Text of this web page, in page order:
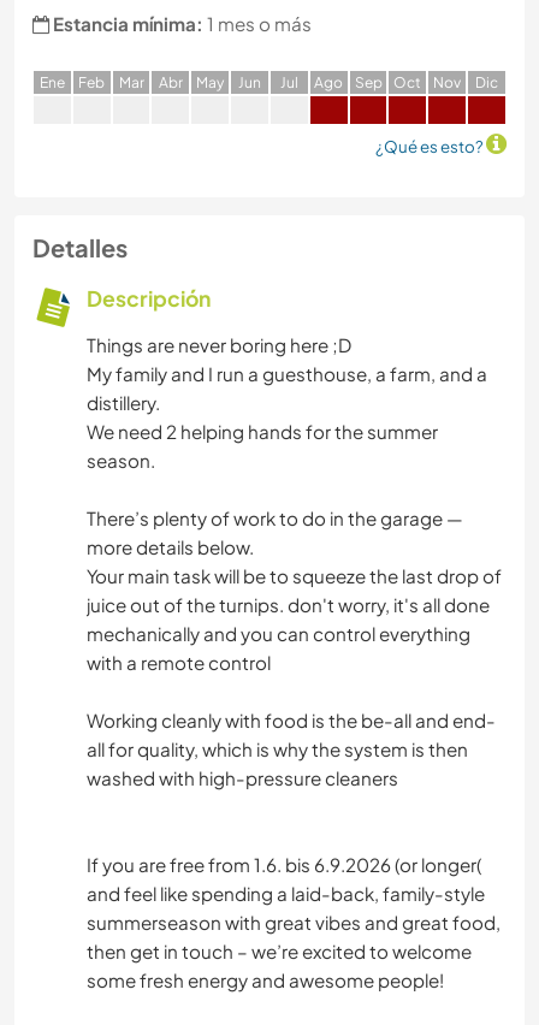
Estancia mínima: 1 mes o más
Ene Feb Mar Abr May Jun Jul Ago Sep Oct Nov Dic
¿Qué es esto?
Detalles
Descripción
Things are never boring here ;D
My family and I run a guesthouse, a farm, and a
distillery.
We need 2 helping hands for the summer
season.
There’s plenty of work to do in the garage —
more details below.
Your main task will be to squeeze the last drop of
juice out of the turnips. don't worry, it's all done
mechanically and you can control everything
with a remote control
Working cleanly with food is the be-all and end-
all for quality, which is why the system is then
washed with high-pressure cleaners
If you are free from 1.6. bis 6.9.2026 (or longer(
and feel like spending a laid-back, family-style
summerseason with great vibes and great food,
then get in touch – we’re excited to welcome
some fresh energy and awesome people!